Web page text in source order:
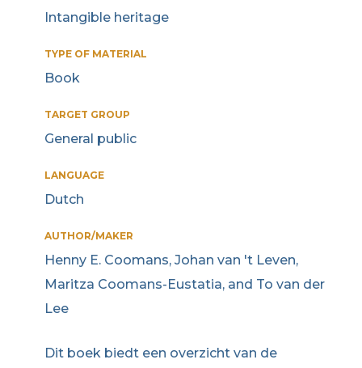
Intangible heritage
TYPE OF MATERIAL
Book
TARGET GROUP
General public
LANGUAGE
Dutch
AUTHOR/MAKER
Henny E. Coomans, Johan van 't Leven,
Maritza Coomans-Eustatia, and To van der
Lee
Dit boek biedt een overzicht van de